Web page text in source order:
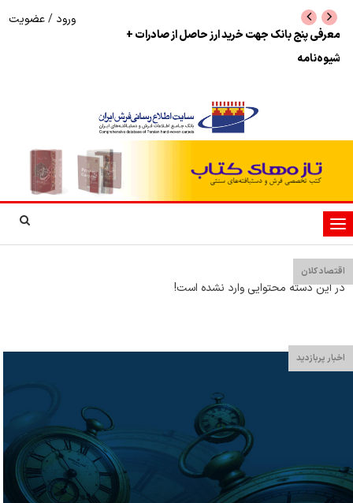
نرخ بازگشت ارز حاصل از صادرات + تکمیلی
ورود /عضویت
تغییر
وضعیت
ناوبری
اقتصاد کلان
در این دسته محتوایی وارد نشده است!
اخبار پربازدید